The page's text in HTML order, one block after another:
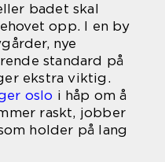
badet skal
opp. I en by
nye
standard på
ekstra viktig.
oslo i håp om å
raskt, jobber
holder på lang